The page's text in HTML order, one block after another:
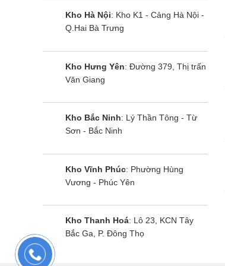
CS-MS18SD3H còn được tích hợp bộ
Tự chẩn đoán lỗi
Máy được tích hợp chức năng tự
Cùng Chủ Đề:
Kho Hà Nội: Kho K1 - Cảng Hà Nội -
Q.Hai Bà Trưng
Kho Hưng Yên: Đường 379, Thị trấn
Văn Giang
Kho Bắc Ninh: Lý Thần Tông - Từ
Sơn - Bắc Ninh
Kho Vĩnh Phúc: Phường Hùng
Vương - Phúc Yên
Kho Thanh Hoá: Lô 23, KCN Tây
Bắc Ga, P. Đông Thọ